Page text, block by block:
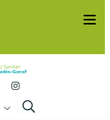
Cercar